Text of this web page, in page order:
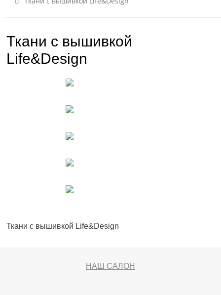
Ткани с вышивкой
Life&Design
Ткани с вышивкой Life&Design
НАШ САЛОН